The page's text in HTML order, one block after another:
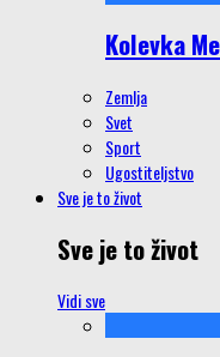
Kolevka
Zemlja
Svet
Sport
Ugostiteljstvo
Sve je to život
Sve je to život
Vidi sve